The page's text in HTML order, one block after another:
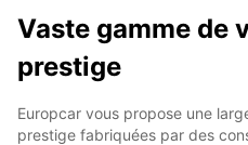
Vaste gamme de
prestige
Europcar vous propose une
prestige fabriquées par des